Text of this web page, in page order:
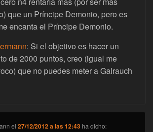
que un Príncipe Demonio, pero es
encanta el Príncipe Demonio.
: Si el objetivo es hacer un
de 2000 puntos, creo (igual me
que no puedes meter a Galrauch
el27/12/2012 a las 12:43 ha dicho: